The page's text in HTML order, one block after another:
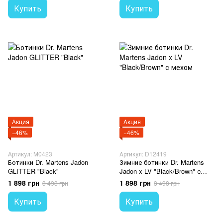
Купить Купить
Акция
−46%
Артикул: M0423
Ботинки Dr. Martens Jadon
GLITTER "Black"
1 898 грн 3 498 грн
Купить
Акция
−46%
Артикул: D12419
Зимние ботинки Dr. Martens
Jadon x LV "Black/Brown" с
мехом
1 898 грн 3 498 грн
Купить